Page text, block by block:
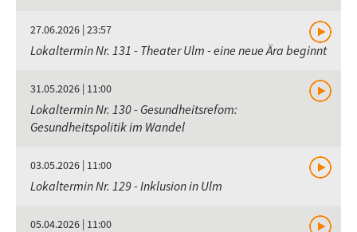
27.06.2026 | 23:57
Lokaltermin Nr. 131 - Theater Ulm - eine neue Ära beginnt
31.05.2026 | 11:00
Lokaltermin Nr. 130 - Gesundheitsrefom:
Gesundheitspolitik im Wandel
03.05.2026 | 11:00
Lokaltermin Nr. 129 - Inklusion in Ulm
05.04.2026 | 11:00